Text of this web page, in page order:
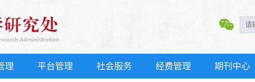
理 平台管理 社会服务 经费管理 期刊中心